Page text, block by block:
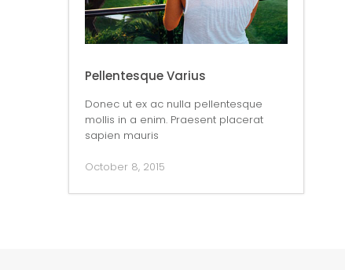
Pellentesque Varius
Donec ut ex ac nulla pellentesque
mollis in a enim. Praesent placerat
sapien mauris
October 8, 2015